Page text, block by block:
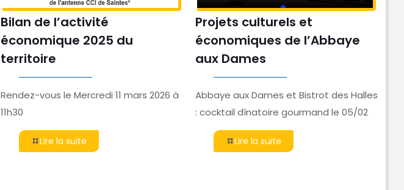
Bilan de l’activité
économique 2025 du
territoire
Rendez-vous le Mercredi 11 mars 2026 à
11h30
Lire la suite
Projets culturels et
économiques de l’Abbaye
aux Dames
Abbaye aux Dames et Bistrot des Halles
: cocktail dînatoire gourmand le 05/02
Lire la suite